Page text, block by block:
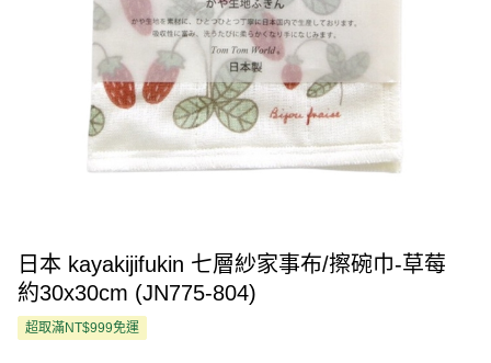
日本 kayakijifukin 七層紗家事布/擦碗巾-草莓
約30x30cm (JN775-804)
超取滿NT$999免運